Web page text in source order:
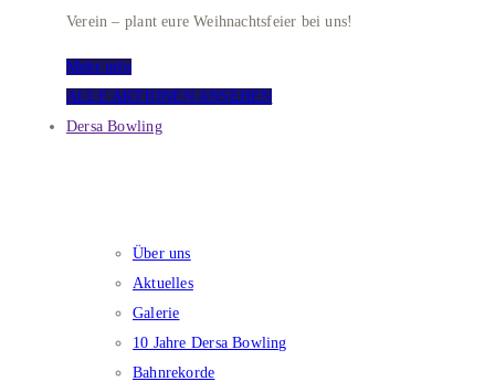
Verein – plant eure Weihnachtsfeier bei uns!
Mehr info
ALLE AKTIONEN ANSEHEN
Dersa Bowling
Über uns
Aktuelles
Galerie
10 Jahre Dersa Bowling
Bahnrekorde